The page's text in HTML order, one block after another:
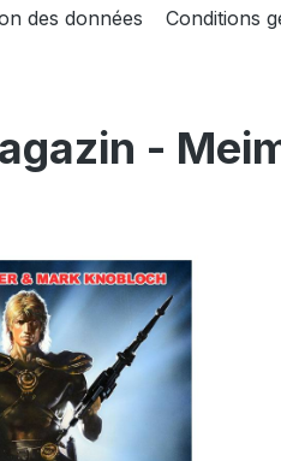
des données Conditions
-